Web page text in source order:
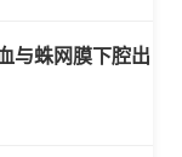
与蛛网膜下腔出